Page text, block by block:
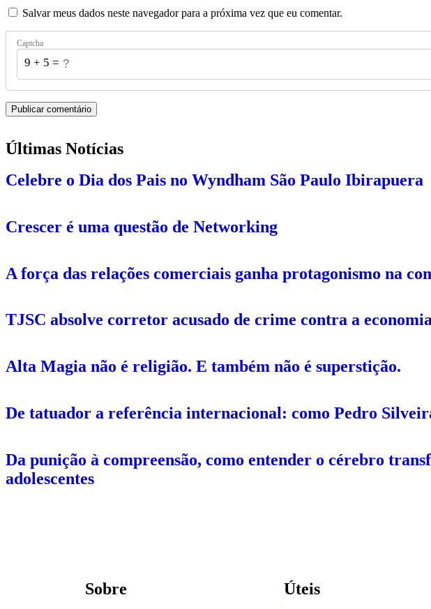
Salvar meus dados neste navegador para a próxima vez que eu comentar.
Captcha
9 + 5 = ?
Últimas Notícias
Celebre o Dia dos Pais no Wyndham São Paulo Ibirapuera
Crescer é uma questão de Networking
A força das relações comerciais ganha protagonismo na
TJSC absolve corretor acusado de crime contra a
Alta Magia não é religião. E também não é superstição.
De tatuador a referência internacional: como Pedro
Da punição à compreensão, como entender o cérebro
adolescentes
Sobre Úteis